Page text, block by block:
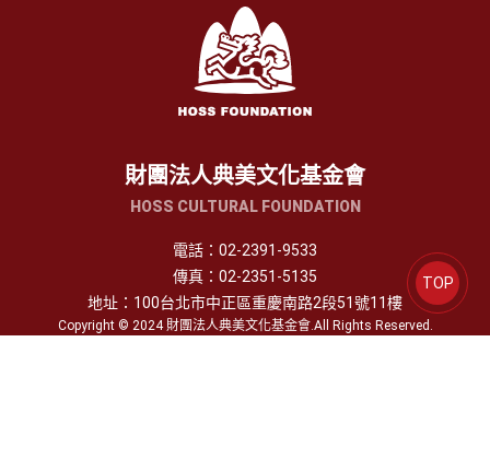
財團法人典美文化基金會
HOSS CULTURAL FOUNDATION
電話： 02-2391-9533
傳真： 02-2351-5135
地址： 100台北市中正區重慶南路2段51號11樓
Copyright © 2024 財團法人典美文化基金會.All Rights Reserved.
TOP